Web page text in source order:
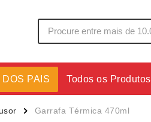
Canecas
DOS PAIS Todos os Produtos
Garrafa Térmica 470ml